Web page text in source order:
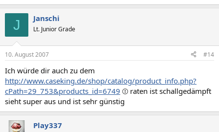
J Janschi
Lt. Junior Grade
10. August 2007 #14
Ich würde dir auch zu dem
http://www.caseking.de/shop/catalog/product_info.php?
cPath=29_753&products_id=6749
raten ist schallgedämpft
sieht super aus und ist sehr günstig
Play337